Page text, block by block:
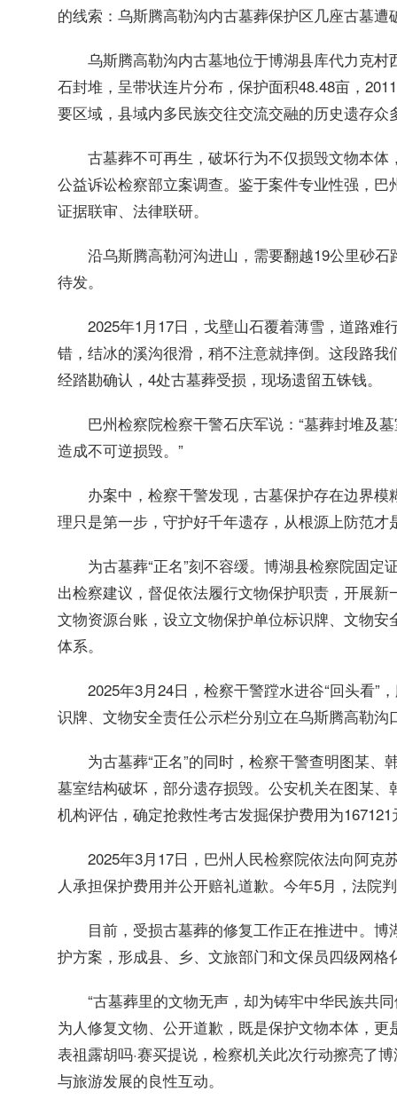
的线索：乌斯腾高勒沟内古墓葬保护区几座古墓遭
乌斯腾高勒沟内古墓地位于博湖县库代力克
石封堆，呈带状连片分布，保护面积48.48亩，
要区域，县域内多民族交往交流交融的历史遗存众
古墓葬不可再生，破坏行为不仅损毁文物本
公益诉讼检察部立案调查。鉴于案件专业性强，
证据联审、法律联研。
沿乌斯腾高勒河沟进山，需要翻越19公里砂
待发。
2025年1月17日，戈壁山石覆着薄雪，道路难
错，结冰的溪沟很滑，稍不注意就摔倒。这段路
经踏勘确认，4处古墓葬受损，现场遗留五铢钱。
巴州检察院检察干警石庆军说：“墓葬封堆及
造成不可逆损毁。”
办案中，检察干警发现，古墓保护存在边界
理只是第一步，守护好千年遗存，从根源上防范
为古墓葬“正名”刻不容缓。博湖县检察院固
出检察建议，督促依法履行文物保护职责，开展
文物资源台账，设立文物保护单位标识牌、文物
体系。
2025年3月24日，检察干警蹚水进谷“回头看”
识牌、文物安全责任公示栏分别立在乌斯腾高勒沟
为古墓葬“正名”的同时，检察干警查明图某
墓室结构破坏，部分遗存损毁。公安机关在图某
机构评估，确定抢救性考古发掘保护费用为167121
2025年3月17日，巴州人民检察院依法向阿
人承担保护费用并公开赔礼道歉。今年5月，法院
目前，受损古墓葬的修复工作正在推进中。
护方案，形成县、乡、文旅部门和文保员四级网格
“古墓葬里的文物无声，却为铸牢中华民族共
为人修复文物、公开道歉，既是保护文物本体，
表祖露胡吗·赛买提说，检察机关此次行动擦亮了
与旅游发展的良性互动。